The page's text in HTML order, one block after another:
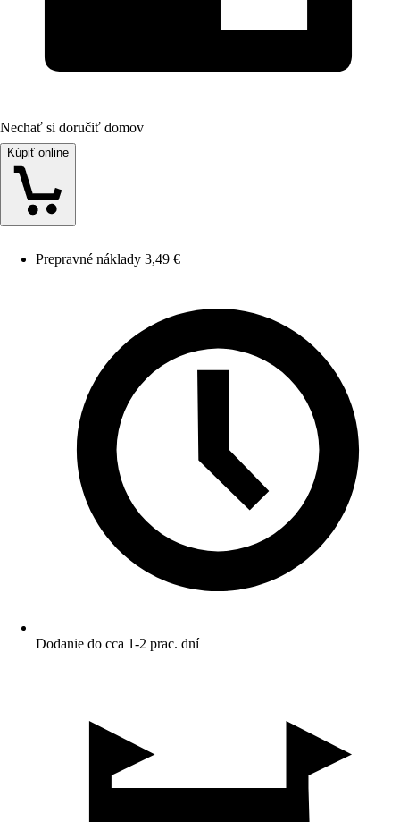
Nechať si doručiť domov
Kúpiť online
Prepravné náklady 3,49 €
Dodanie do cca 1-2 prac. dní